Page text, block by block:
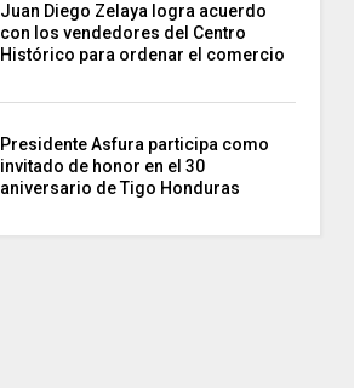
Juan Diego Zelaya logra acuerdo
con los vendedores del Centro
Histórico para ordenar el comercio
Presidente Asfura participa como
invitado de honor en el 30
aniversario de Tigo Honduras